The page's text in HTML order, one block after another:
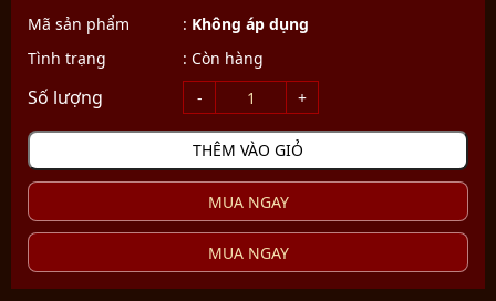
Mã sản phẩm : Không áp dụng
Tình trạng
: Còn hàng
THÊM VÀO GIỎ
MUA NGAY
MUA NGAY